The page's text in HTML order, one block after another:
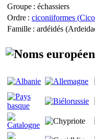
Groupe : échassiers
Ordre : ciconiiformes (
Famille : ardéidés (